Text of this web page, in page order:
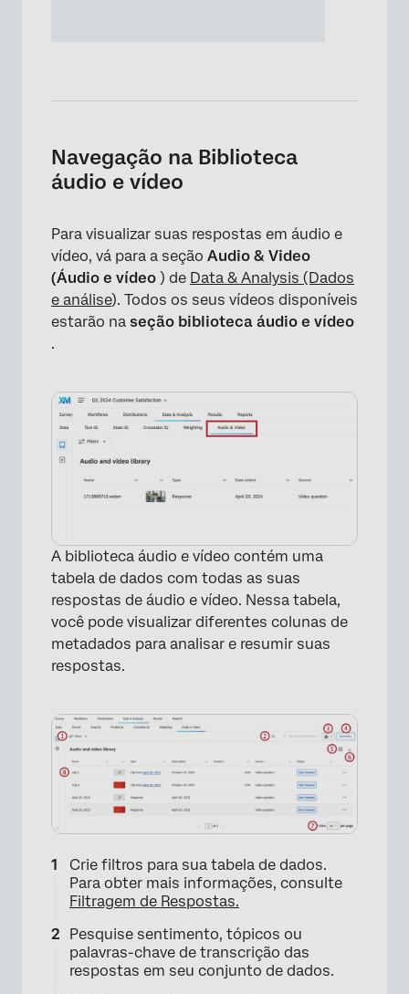
Navegação na Biblioteca
áudio e vídeo
Para visualizar suas respostas em áudio e
vídeo, vá para a seção Audio & Video
(Áudio e vídeo ) de Data & Analysis (Dados
e análise). Todos os seus vídeos disponíveis
estarão na seção biblioteca áudio e vídeo
.
A biblioteca áudio e vídeo contém uma
tabela de dados com todas as suas
respostas de áudio e vídeo. Nessa tabela,
você pode visualizar diferentes colunas de
metadados para analisar e resumir suas
respostas.
Crie filtros para sua tabela de dados.
Para obter mais informações, consulte
Filtragem de Respostas.
Pesquise sentimento, tópicos ou
palavras-chave de transcrição das
respostas em seu conjunto de dados.